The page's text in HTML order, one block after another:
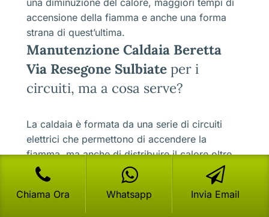
una diminuzione del calore, maggiori tempi di
accensione della fiamma e anche una forma
strana di quest’ultima.
Manutenzione Caldaia Beretta
Via Resegone Sulbiate per i
circuiti, ma a cosa serve?
La caldaia è formata da una serie di circuiti
elettrici che permettono di accendere la
fiamma, ma anche di distribuire il calore oltre
ad azionare le ventole che vanno poi ad
eliminare i fumi di combustione.Questo vuol
dire che sono una parte fondamentale del
meccanismo della caldaia, altrimenti diventa
Chiama Ora Whatsapp Invia Email